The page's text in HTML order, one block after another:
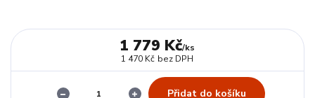
1 779 Kč/ks
1 470 Kč bez DPH
Přidat do košíku